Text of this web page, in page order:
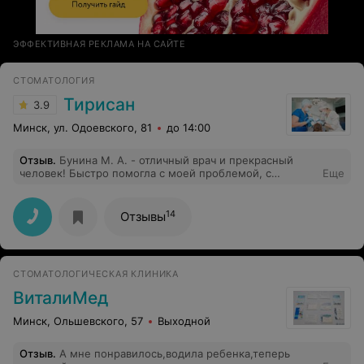
ЭФФЕКТИВНАЯ РЕКЛАМА НА САЙТЕ
СТОМАТОЛОГИЯ
3.9 Тирисан
Минск, ул. Одоевского, 81 до 14:00
Отзыв. Бунина М. А. - отличный врач и прекрасный
человек! Быстро помогла с моей проблемой, с
другим врачам. Дала грамотные рекомендации и
просто успокоила!
Еще
Отзывы14
СТОМАТОЛОГИЧЕСКАЯ КЛИНИКА
ВиталиМед
Минск, Ольшевского, 57 Выходной
Отзыв. А мне понравилось,водила ребенка,теперь